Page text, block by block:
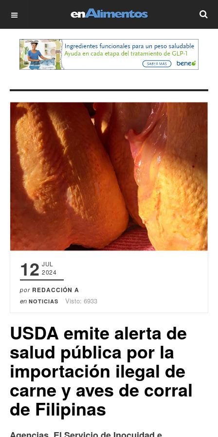
OFF CANVAS
12 JUL
2024
por REDACCIÓN A
en NOTICIAS Visto: 6933
USDA emite alerta de
salud pública por la
importación ilegal de
carne y aves de corral
de Filipinas